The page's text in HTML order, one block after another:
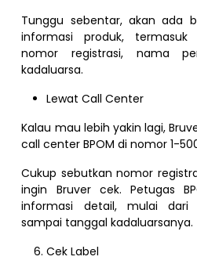
Tunggu sebentar, akan ada
informasi produk,
nomor registrasi, nama
kadaluarsa.
Lewat Call Center
Kalau mau lebih yakin lagi,
call center BPOM di nomor 1-
Cukup sebutkan nomor
ingin Bruver cek. Petugas
informasi detail, mulai dari
sampai tanggal kadaluarsanya.
Cek Label